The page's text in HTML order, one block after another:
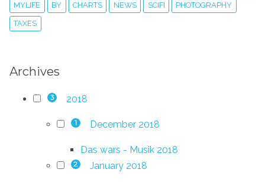
MYLIFE BY CHARTS NEWS SCIFI PHOTOGRAPHY
TAXES
Archives
3 2018
1 December 2018
Das wars - Musik 2018
2 January 2018